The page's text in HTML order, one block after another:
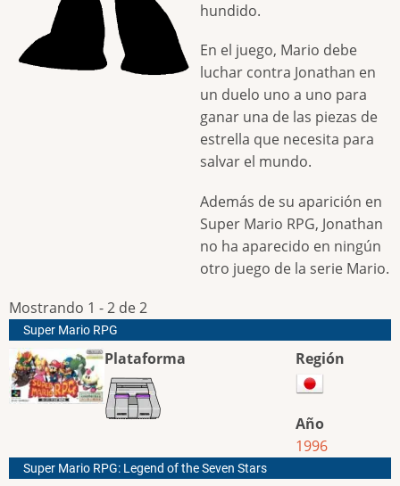
hundido.
En el juego, Mario debe
luchar contra Jonathan en
un duelo uno a uno para
ganar una de las piezas de
estrella que necesita para
salvar el mundo.
Además de su aparición en
Super Mario RPG, Jonathan
no ha aparecido en ningún
otro juego de la serie Mario.
Mostrando 1 - 2 de 2
Super Mario RPG
Plataforma Región
Año
1996
Super Mario RPG: Legend of the Seven Stars